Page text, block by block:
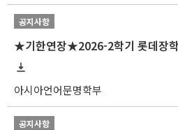
공지사항
아시아언어문명학부
공지사항